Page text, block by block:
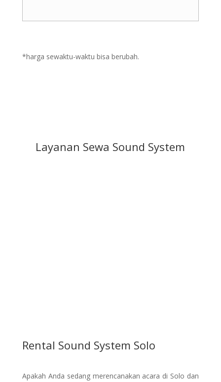
*harga sewaktu-waktu bisa berubah.
Layanan Sewa Sound System
Rental Sound System Solo
Apakah Anda sedang merencanakan acara di Solo dan